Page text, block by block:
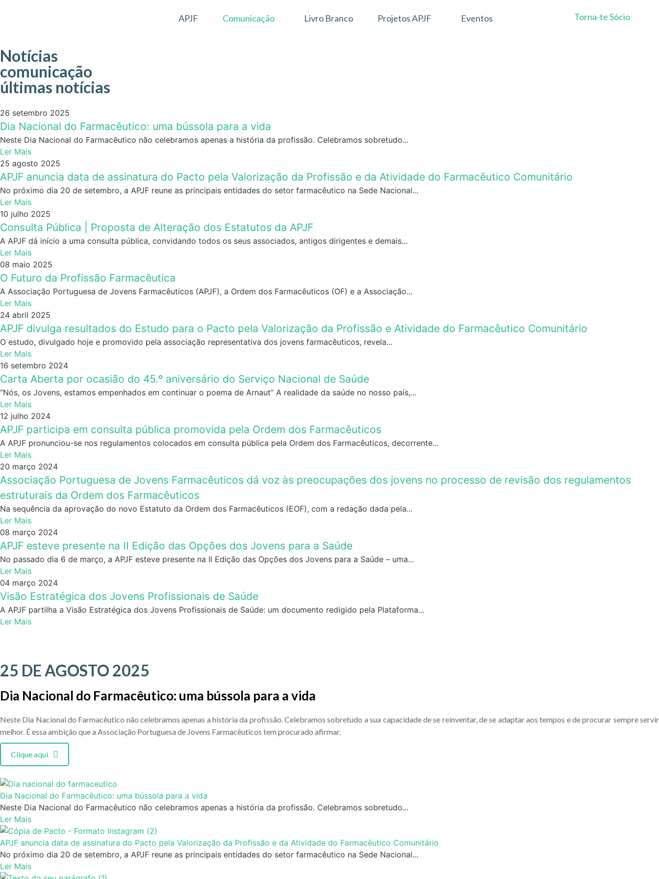
APJF Comunicação Livro Branco Projetos APJF Eventos Torna-te Sócio
Notícias
comunicação
últimas notícias
26 setembro 2025
Dia Nacional do Farmacêutico: uma bússola para a vida
Neste Dia Nacional do Farmacêutico não celebramos apenas a história da profissão. Celebramos sobretudo...
Ler Mais
25 agosto 2025
APJF anuncia data de assinatura do Pacto pela Valorização da Profissão e da Atividade do Farmacêutico Comunitário
No próximo dia 20 de setembro, a APJF reune as principais entidades do setor farmacêutico na Sede Nacional...
Ler Mais
10 julho 2025
Consulta Pública | Proposta de Alteração dos Estatutos da APJF
A APJF dá início a uma consulta pública, convidando todos os seus associados, antigos dirigentes e demais...
Ler Mais
08 maio 2025
O Futuro da Profissão Farmacêutica
A Associação Portuguesa de Jovens Farmacêuticos (APJF), a Ordem dos Farmacêuticos (OF) e a Associação...
Ler Mais
24 abril 2025
APJF divulga resultados do Estudo para o Pacto pela Valorização da Profissão e Atividade do Farmacêutico Comunitário
O estudo, divulgado hoje e promovido pela associação representativa dos jovens farmacêuticos, revela...
Ler Mais
16 setembro 2024
Carta Aberta por ocasião do 45.º aniversário do Serviço Nacional de Saúde
“Nós, os Jovens, estamos empenhados em continuar o poema de Arnaut” A realidade da saúde no nosso país,...
Ler Mais
12 julho 2024
APJF participa em consulta pública promovida pela Ordem dos Farmacêuticos
A APJF pronunciou-se nos regulamentos colocados em consulta pública pela Ordem dos Farmacêuticos, decorrente...
Ler Mais
20 março 2024
Associação Portuguesa de Jovens Farmacêuticos dá voz às preocupações dos jovens no processo de revisão dos regulamentos
estruturais da Ordem dos Farmacêuticos​
Na sequência da aprovação do novo Estatuto da Ordem dos Farmacêuticos (EOF), com a redação dada pela...
Ler Mais
08 março 2024
APJF esteve presente na II Edição das Opções dos Jovens para a Saúde
No passado dia 6 de março, a APJF esteve presente na II Edição das Opções dos Jovens para a Saúde – uma...
Ler Mais
04 março 2024
Visão Estratégica dos Jovens Profissionais de Saúde
A APJF partilha a Visão Estratégica dos Jovens Profissionais de Saúde: um documento redigido pela Plataforma...
Ler Mais
25 DE AGOSTO 2025
Dia Nacional do Farmacêutico: uma bússola para a vida
Neste Dia Nacional do Farmacêutico não celebramos apenas a história da profissão. Celebramos sobretudo a sua capacidade de se reinventar, de se adaptar aos tempos e de procurar sempre servir
melhor. É essa ambição que a Associação Portuguesa de Jovens Farmacêuticos tem procurado afirmar.
Clique aqui
Dia Nacional do Farmacêutico: uma bússola para a vida
Neste Dia Nacional do Farmacêutico não celebramos apenas a história da profissão. Celebramos sobretudo...
Ler Mais
APJF anuncia data de assinatura do Pacto pela Valorização da Profissão e da Atividade do Farmacêutico Comunitário
No próximo dia 20 de setembro, a APJF reune as principais entidades do setor farmacêutico na Sede Nacional...
Ler Mais